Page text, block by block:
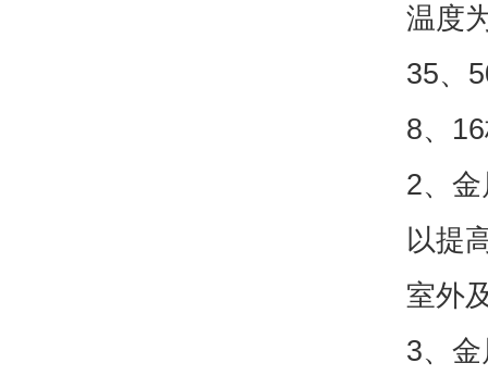
温度
35、
8、
2、
以提
室外
3、